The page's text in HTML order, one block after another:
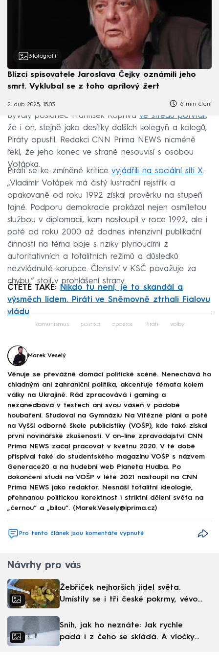
3 fotografií
Blízcí spisovatele Jaroslava Čejky oznámili jeho
smrt. Vyklubal se z toho aprílový žert
2. dub 2025, 15:03 6 min čtení
Bývalý poslanec František Kopřiva ve středu potvrdil,
že i on, stejně jako desítky dalších kolegyň a kolegů,
Piráty opustil. Redakci CNN Prima NEWS nicméně
řekl, že jeho konec ve straně nesouvisí s osobou
Votápka.
Piráti se ke zmíněné kritice vyjádřili na sociální síti X.
„Vladimír Votápek má čistý lustrační rejstřík a
opakovaně od roku 1992 získal prověrku na stupeň
tajné. Podporu demokracie prokázal nejen osmiletou
službou v diplomacii, kam nastoupil v roce 1992, ale i
poté od roku 2000 až dodnes intenzivní publikační
činností na téma boje s riziky plynoucími z
autoritativních a totalitních režimů a důsledků
nezvládnuté korupce. Členství v KSČ považuje za
chybu,“ stojí v prohlášení strany.
ČTĚTE TAKÉ:
Nikdo tu není, je to skandál a
výsměch lidem. Piráti ve Sněmovně ztrhali Fialovu
vládu
Failed to fetch
komunismus politika opozice Piráti volby
Marek Veselý
Věnuje se převážně domácí politické scéně. Nenechává ho
chladným ani zahraniční politika, akcentuje témata kolem
války na Ukrajině. Rád zpracovává i gaming a
nezanedbává v textech ani svou vášeň v podobě
houbaření. Studoval na Gymnáziu Na Vítězné pláni a poté
na Vyšší odborné škole publicistiky (VOŠP), kde také získal
první novinářské zkušenosti. V on-line zpravodajství CNN
Prima NEWS začal pracovat v květnu 2020. V té době
přispíval také do studentského magazínu VOŠP s názvem
Generace20 a na hudební web Planeta Hudba. Po
dokončení studií na VOŠP v létě 2021 nastoupil na CNN
Prima NEWS jako redaktor. Nesnáší totalitní ideologie,
přehnanou politickou korektnost i striktní dělení světa na
„černou“ a „bílou“. (Marek.Vesely@iprima.cz)
Pro tento článek jsou komentáře vypnuté
Návrhy pro vás
Žebříček nejhorších jídel světa.
Umístily se i tři české pokrmy, vévodí
Sníh, jak ho neznáte: Jak rychle
padá i z čeho se skládá. A vločky